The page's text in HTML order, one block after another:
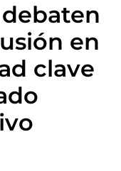
en
clave